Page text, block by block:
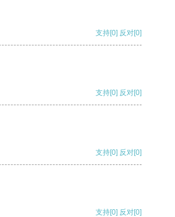
支持[0] 反对[0]
支持[0] 反对[0]
支持[0] 反对[0]
支持[0] 反对[0]